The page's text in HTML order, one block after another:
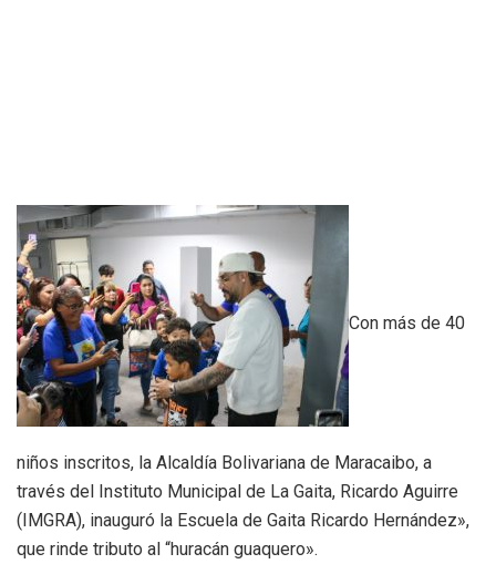
Con más de 40
niños inscritos, la Alcaldía Bolivariana de Maracaibo, a
través del Instituto Municipal de La Gaita, Ricardo Aguirre
(IMGRA), inauguró la Escuela de Gaita Ricardo Hernández»,
que rinde tributo al “huracán guaquero».